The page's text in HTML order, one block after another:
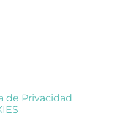
de Privacidad